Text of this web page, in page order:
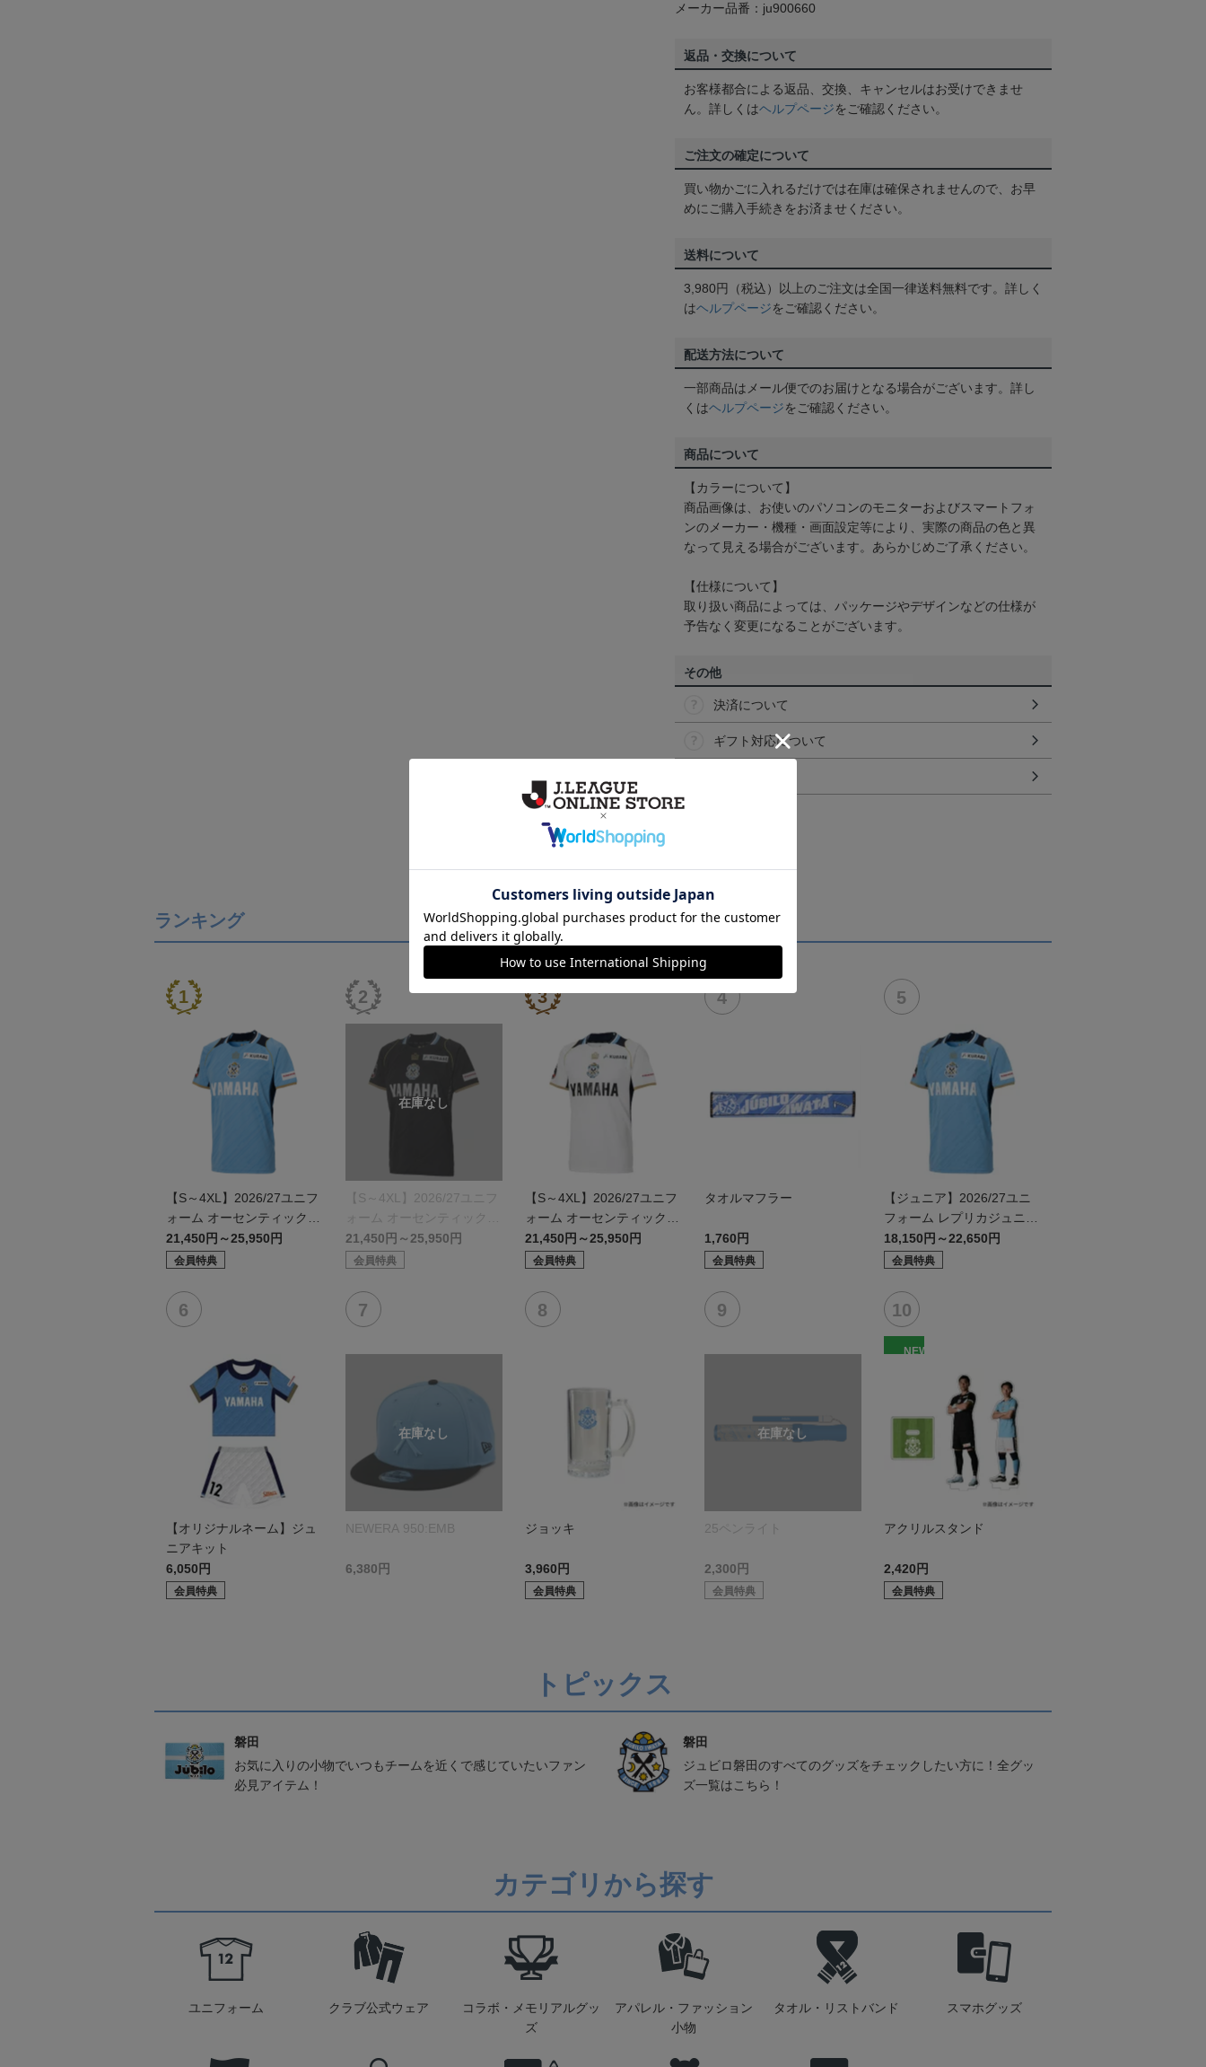
メーカー品番：ju900660
返品・交換について
お客様都合による返品、交換、キャンセルはお受けできませ
ん。詳しくはヘルプページをご確認ください。
ご注文の確定について
買い物かごに入れるだけでは在庫は確保されませんので、お早
めにご購入手続きをお済ませください。
送料について
3,980円（税込）以上のご注文は全国一律送料無料です。詳しく
はヘルプページをご確認ください。
配送方法について
一部商品はメール便でのお届けとなる場合がございます。詳し
くはヘルプページをご確認ください。
商品について
【カラーについて】
商品画像は、お使いのパソコンのモニターおよびスマートフォ
ンのメーカー・機種・画面設定等により、実際の商品の色と異
なって見える場合がございます。あらかじめご了承ください。
【仕様について】
取り扱い商品によっては、パッケージやデザインなどの仕様が
予告なく変更になることがございます。
その他
決済について
ギフト対応について
ランキング
【S～4XL】2026/27ユニフ
ォーム オーセンティックモ
デル:FP1st
21,450円～25,950円
会員特典
【S～4XL】2026/27ユニフ
ォーム オーセンティックモ
デル:GK
21,450円～25,950円
会員特典
【S～4XL】2026/27ユニフ
ォーム オーセンティックモ
デル:FP2nd
21,450円～25,950円
会員特典
タオルマフラー
1,760円
会員特典
【ジュニア】2026/27ユニ
フォーム レプリカジュニア
モデル:FP1st
18,150円～22,650円
会員特典
【オリジナルネーム】ジュ
ニアキット
6,050円
会員特典
NEWERA 950:EMB
6,380円
ジョッキ
3,960円
会員特典
25ペンライト
2,300円
会員特典
NEW
アクリルスタンド
2,420円
会員特典
トピックス
磐田
お気に入りの小物でいつもチームを近くで感じていたいファン
必見アイテム！
磐田
ジュビロ磐田のすべてのグッズをチェックしたい方に！全グッ
ズ一覧はこちら！
カテゴリから探す
ユニフォーム クラブ公式ウェア
コラボ・メモリアルグッ
ズ
アパレル・ファッション
小物
タオル・リストバンド スマホグッズ